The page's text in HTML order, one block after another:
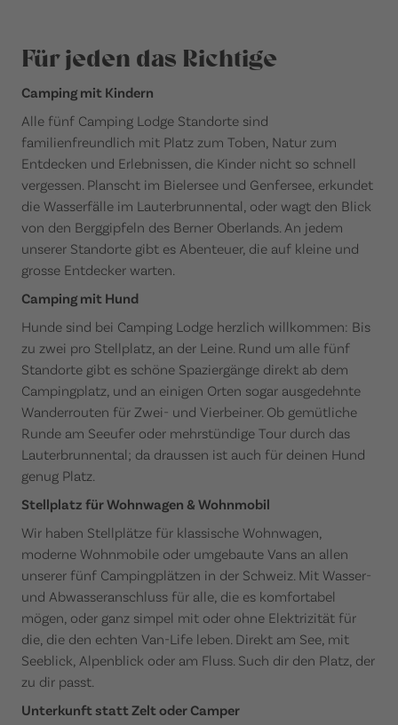
Für jeden das Richtige
Camping mit Kindern
Alle fünf Camping Lodge Standorte sind
familienfreundlich mit Platz zum Toben, Natur zum
Entdecken und Erlebnissen, die Kinder nicht so schnell
vergessen. Planscht im Bielersee und Genfersee, erkundet
die Wasserfälle im Lauterbrunnental, oder wagt den Blick
von den Berggipfeln des Berner Oberlands. An jedem
unserer Standorte gibt es Abenteuer, die auf kleine und
grosse Entdecker warten.
Camping mit Hund
Hunde sind bei Camping Lodge herzlich willkommen: Bis
zu zwei pro Stellplatz, an der Leine. Rund um alle fünf
Standorte gibt es schöne Spaziergänge direkt ab dem
Campingplatz, und an einigen Orten sogar ausgedehnte
Wanderrouten für Zwei- und Vierbeiner. Ob gemütliche
Runde am Seeufer oder mehrstündige Tour durch das
Lauterbrunnental; da draussen ist auch für deinen Hund
genug Platz.
Stellplatz für Wohnwagen & Wohnmobil
Wir haben Stellplätze für klassische Wohnwagen,
moderne Wohnmobile oder umgebaute Vans an allen
unserer fünf Campingplätzen in der Schweiz. Mit Wasser-
und Abwasseranschluss für alle, die es komfortabel
mögen, oder ganz simpel mit oder ohne Elektrizität für
die, die den echten Van-Life leben. Direkt am See, mit
Seeblick, Alpenblick oder am Fluss. Such dir den Platz, der
zu dir passt.
Unterkunft statt Zelt oder Camper